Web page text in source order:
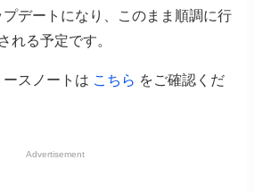
デートになり、このまま順調に行
れる予定です。
スノートは こちら をご確認くだ
Advertisement